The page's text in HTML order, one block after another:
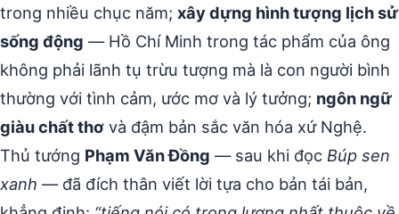
trong nhiều chục năm; xây dựng hình tượng lịch sử
sống động — Hồ Chí Minh trong tác phẩm của ông
không phải lãnh tụ trừu tượng mà là con người bình
thường với tình cảm, ước mơ và lý tưởng; ngôn ngữ
giàu chất thơ và đậm bản sắc văn hóa xứ Nghệ.
Thủ tướng Phạm Văn Đồng — sau khi đọc Búp sen
xanh — đã đích thân viết lời tựa cho bản tái bản,